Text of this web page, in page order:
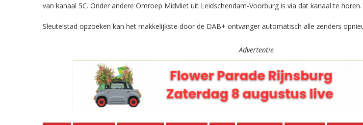
van kanaal 5C. Onder andere Omroep Midvliet uit Leidschendam-Voorburg is via dat kanaal te horen.
Sleutelstad opzoeken kan het makkelijkste door de DAB+ ontvanger automatisch alle zenders
Advertentie